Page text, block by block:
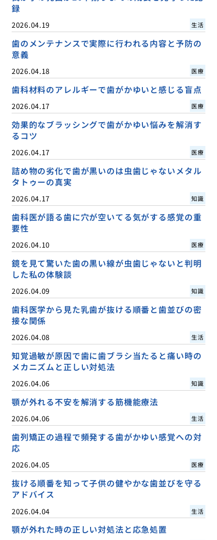
録
2026.04.19 生活
歯のメンテナンスで実際に行われる内容と予防の
意義
2026.04.18 医療
歯科材料のアレルギーで歯がかゆいと感じる盲点
2026.04.17 医療
効果的なブラッシングで歯がかゆい悩みを解消す
るコツ
2026.04.17 医療
詰め物の劣化で歯が黒いのは虫歯じゃないメタル
タトゥーの真実
2026.04.17 知識
歯科医が語る歯に穴が空いてる気がする感覚の重
要性
2026.04.10 医療
鏡を見て驚いた歯の黒い線が虫歯じゃないと判明
した私の体験談
2026.04.09 知識
歯科医学から見た乳歯が抜ける順番と歯並びの密
接な関係
2026.04.08 生活
知覚過敏が原因で歯に歯ブラシ当たると痛い時の
メカニズムと正しい対処法
2026.04.06 知識
顎が外れる不安を解消する筋機能療法
2026.04.06 生活
歯列矯正の過程で頻発する歯がかゆい感覚への対
応
2026.04.05 医療
抜ける順番を知って子供の健やかな歯並びを守る
アドバイス
2026.04.04 生活
顎が外れた時の正しい対処法と応急処置